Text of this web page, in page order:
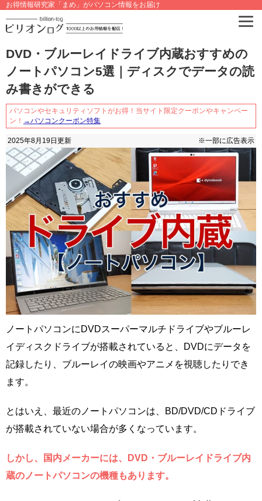
お得情報研究家「まめ」がパソコン情報をお届け
DVD・ブルーレイドライブ内蔵おすすめの
ノートパソコン5選｜ディスクでデータの読
み書きができる
パソコンやセキュリティソフトがお得！当サイト限定クーポンやキャンペー
ン！ →パソコンクーポン特集
2025年8月19日 更新 ※一部に広告表示
ノートパソコンにDVDスーパーマルチドライブやブルーレ
イディスクドライブが搭載されていると、DVDにデータを
記録したり、ブルーレイの映画やアニメを視聴したりでき
ます。
とはいえ、最近のノートパソコンは、BD/DVD/CDドライブ
が搭載されていない場合が多くなっています。
しかし、国内メーカーには、DVD・ブルーレイドライブ内
蔵のノートパソコンの機種もあります。